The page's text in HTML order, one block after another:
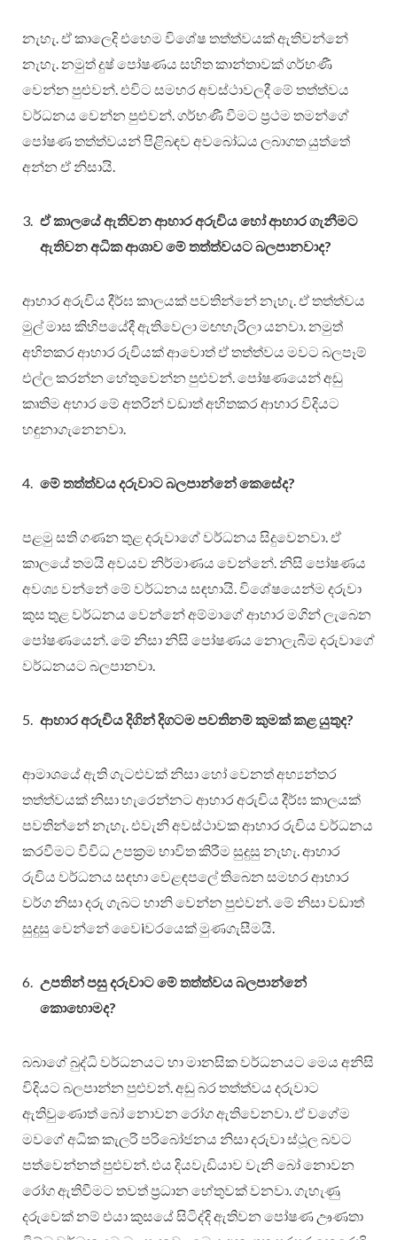
නැහැ. ඒ කාලෙදි එහෙම විශේෂ තත්ත්වයක් ඇතිවන්නේ
නැහැ. නමුත් දුෂ් පෝෂණය සහිත කාන්තාවක් ගර්භණී
වෙන්න පුළුවන්. එවිට සමහර අවස්ථාවලදී මේ තත්ත්වය
වර්ධනය වෙන්න පුළුවන්. ගර්භණී වීමට ප්‍රථම තමන්ගේ
පෝෂණ තත්ත්වයන් පිළිබඳව අවබෝධය ලබාගත යුත්තේ
අන්න ඒ නිසායි.
ඒ කාලයේ ඇතිවන ආහාර අරුචිය හෝ ආහාර ගැනීමට
ඇතිවන අධික ආශාව මේ තත්ත්වයට බලපානවාද?
ආහාර අරුචිය දීර්ඝ කාලයක් පවතින්නේ නැහැ. ඒ තත්ත්වය
මුල් මාස කිහිපයේදී ඇතිවෙලා මඟහැරිලා යනවා. නමුත්
අහිතකර ආහාර රුචියක් ආවොත් ඒ තත්ත්වය මවට බලපෑම්
එල්ල කරන්න හේතුවෙන්න පුළුවන්. පෝෂණයෙන් අඩු
කෘතිම අහාර මේ අතරින් වඩාත් අහිතකර ආහාර විදියට
හඳුනාගැනෙනවා.
මේ තත්ත්වය දරුවාට බලපාන්නේ කෙසේද?
පළමු සති ගණන තුළ දරුවාගේ වර්ධනය සිදුවෙනවා. ඒ
කාලයේ තමයි අවයව නිර්මාණය වෙන්නේ. නිසි පෝෂණය
අවශ්‍ය වන්නේ මේ වර්ධනය සඳහායි. විශේෂයෙන්ම දරුවා
කුස තුළ වර්ධනය වෙන්නේ අම්මාගේ ආහාර මගින් ලැබෙන
පෝෂණයෙන්. මේ නිසා නිසි පෝෂණය නොලැබීම දරුවාගේ
වර්ධනයට බලපානවා.
ආහාර අරුචිය දිගින් දිගටම පවතිනම් කුමක් කළ යුතුද?
ආමාශයේ ඇති ගැටළුවක් නිසා හෝ වෙනත් අභ්‍යන්තර
තත්ත්වයක් නිසා හැරෙන්නට ආහාර අරුචිය දීර්ඝ කාලයක්
පවතින්නේ නැහැ. එවැනි අවස්ථාවක ආහාර රුචිය වර්ධනය
කරවීමට විවිධ උපක්‍රම භාවිත කිරීම සුදුසු නැහැ. ආහාර
රුචිය වර්ධනය සඳහා වෙළඳපලේ තිබෙන සමහර ආහාර
වර්ග නිසා දරු ගැබට හානි වෙන්න පුළුවන්. මේ නිසා වඩාත්
සුදුසු වෙන්නේ වෛiවරයෙක් මුණගැසීමයි.
උපතින් පසු දරුවාට මේ තත්ත්වය බලපාන්නේ
කොහොමද?
බබාගේ බුද්ධි වර්ධනයට හා මානසික වර්ධනයට මෙය අනිසි
විදියට බලපාන්න පුළුවන්. අඩු බර තත්ත්වය දරුවාට
ඇතිවුණොත් බෝ නොවන රෝග ඇතිවෙනවා. ඒ වගේම
මවගේ අධික කැලරි පරිබෝජනය නිසා දරුවා ස්ථූල බවට
පත්වෙන්නත් පුළුවන්. එය දියවැඩියාව වැනි බෝ නොවන
රෝග ඇතිවීමට තවත් ප්‍රධාන හේතුවක් වනවා. ගැහැණු
දරුවෙක් නම් එයා කුසයේ සිටිද්දි ඇතිවන පෝෂණ ඌණතා